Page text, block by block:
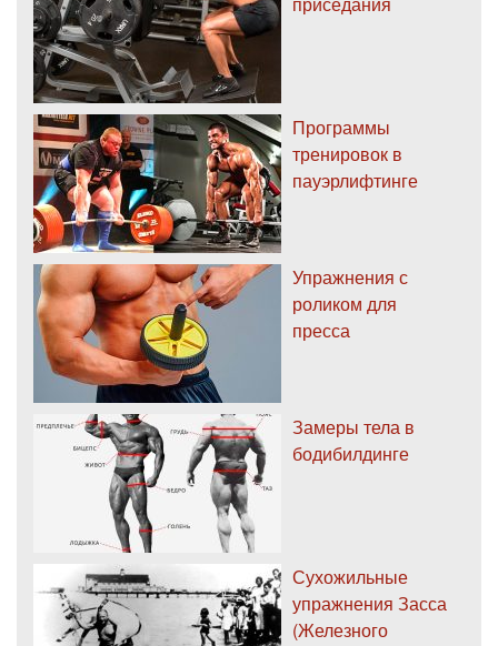
Программы
тренировок в
пауэрлифтинге
Упражнения с
роликом для
пресса
Замеры тела в
бодибилдинге
Сухожильные
упражнения Засса
(Железного